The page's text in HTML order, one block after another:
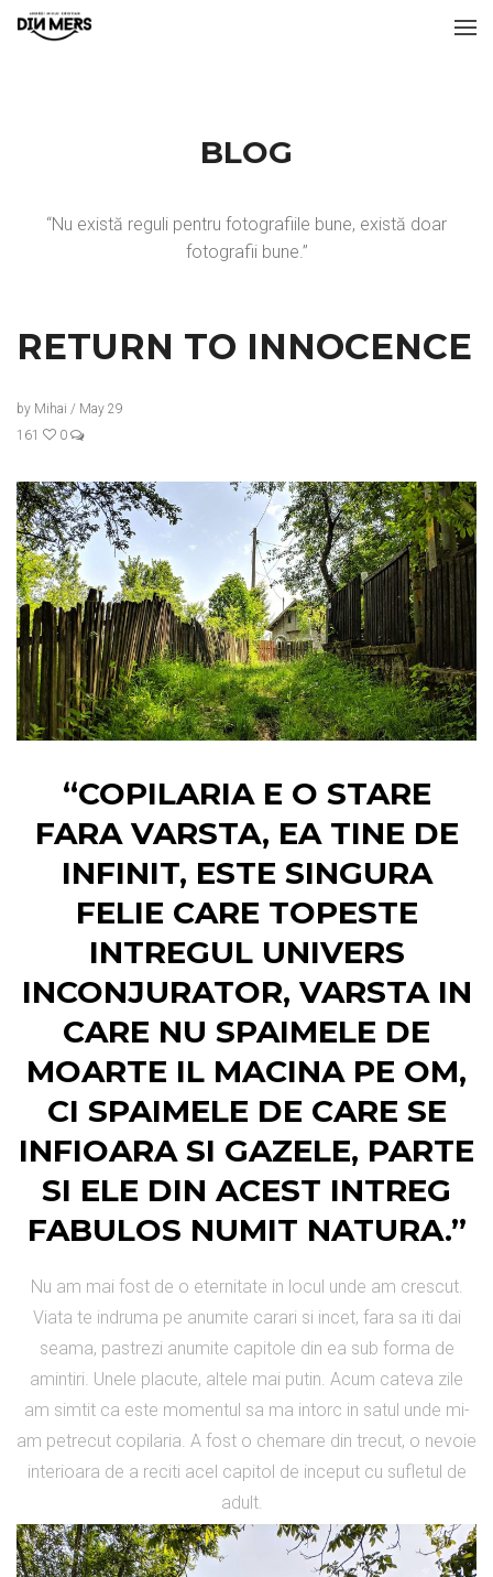
BLOG
“Nu există reguli pentru fotografiile bune, există doar
fotografii bune.”
RETURN TO INNOCENCE
by Mihai / May 29
161
0
“COPILARIA E O STARE
FARA VARSTA, EA TINE DE
INFINIT, ESTE SINGURA
FELIE CARE TOPESTE
INTREGUL UNIVERS
INCONJURATOR, VARSTA IN
CARE NU SPAIMELE DE
MOARTE IL MACINA PE OM,
CI SPAIMELE DE CARE SE
INFIOARA SI GAZELE, PARTE
SI ELE DIN ACEST INTREG
FABULOS NUMIT NATURA.”
Nu am mai fost de o eternitate in locul unde am crescut.
Viata te indruma pe anumite carari si incet, fara sa iti dai
seama, pastrezi anumite capitole din ea sub forma de
amintiri. Unele placute, altele mai putin. Acum cateva zile
am simtit ca este momentul sa ma intorc in satul unde mi-
am petrecut copilaria. A fost o chemare din trecut, o nevoie
interioara de a reciti acel capitol de inceput cu sufletul de
adult.